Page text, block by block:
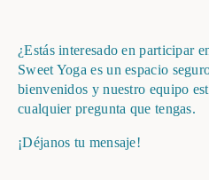
¿Estás interesado en participar
Sweet Yoga es un espacio
bienvenidos y nuestro equipo
cualquier pregunta que tengas.
¡Déjanos tu mensaje!